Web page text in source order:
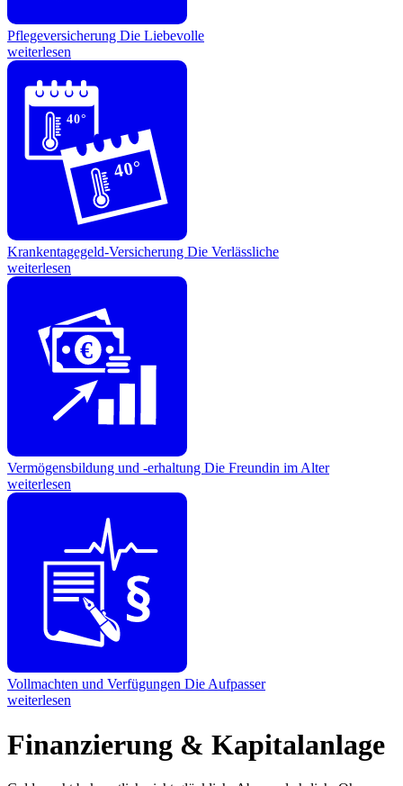
Pflegeversicherung Die Liebevolle
weiterlesen
40°
40°
Krankentagegeld-Versicherung Die Verlässliche
weiterlesen
€
Vermögensbildung und -erhaltung Die Freundin im Alter
weiterlesen
Vollmachten und Verfügungen Die Aufpasser
weiterlesen
Finanzierung & Kapitalanlage